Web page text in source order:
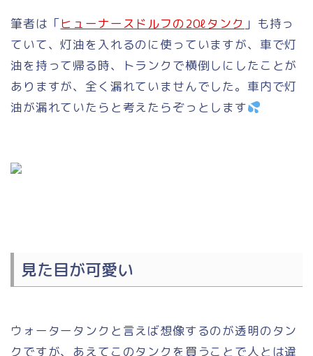
筆者は「ヒューナースドルフの20ℓタンク 」も持っ
ていて、灯油を入れるのに使っていますが、車で灯
油を持って帰る時、トランクで横倒しにしたことが
ありますが、全く漏れていませんでした。車内で灯
油が漏れていたらと考えたらぞっとします
見た目が可愛い
ウォータータンクと言えば想像するのが透明のタン
クですが、あえてこのタンクを買うことで人とは違